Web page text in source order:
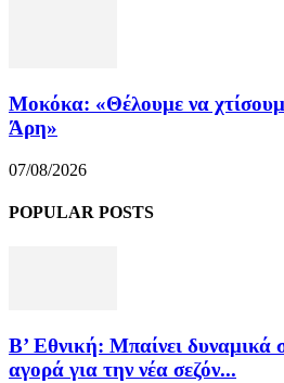
Μοκόκα: «Θέλουμε να
Άρη»
07/08/2026
POPULAR POSTS
Β’ Εθνική: Μπαίνει δυναμικά
αγορά για την νέα σεζόν...